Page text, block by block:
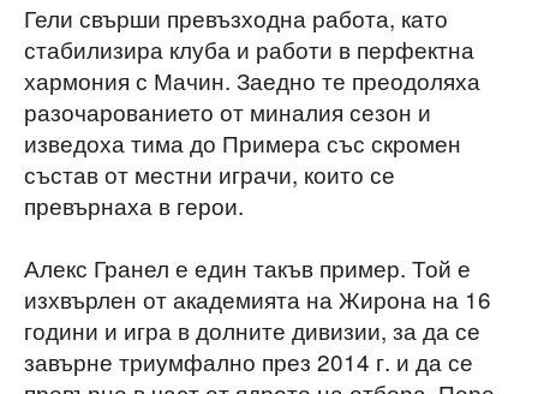
Гели свърши превъзходна работа, като
стабилизира клуба и работи в перфектна
хармония с Мачин. Заедно те преодоляха
разочарованието от миналия сезон и
изведоха тима до Примера със скромен
състав от местни играчи, които се
превърнаха в герои.
Алекс Гранел е един такъв пример. Той е
изхвърлен от академията на Жирона на 16
години и игра в долните дивизии, за да се
завърне триумфално през 2014 г. и да се